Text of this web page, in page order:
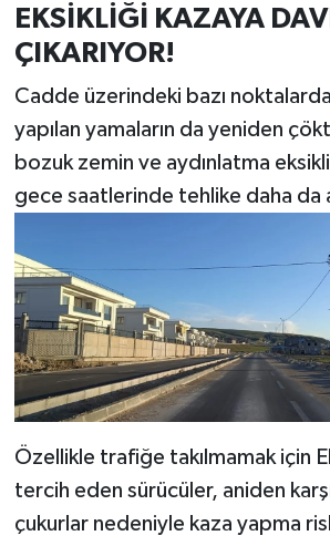
EKSİKLİĞİ KAZAYA
ÇIKARIYOR!
Cadde üzerindeki bazı
yapılan yamaların da yeniden
bozuk zemin ve aydınlatma
gece saatlerinde tehlike daha da
Özellikle trafiğe takılmamak için
tercih eden sürücüler, aniden
çukurlar nedeniyle kaza yapma